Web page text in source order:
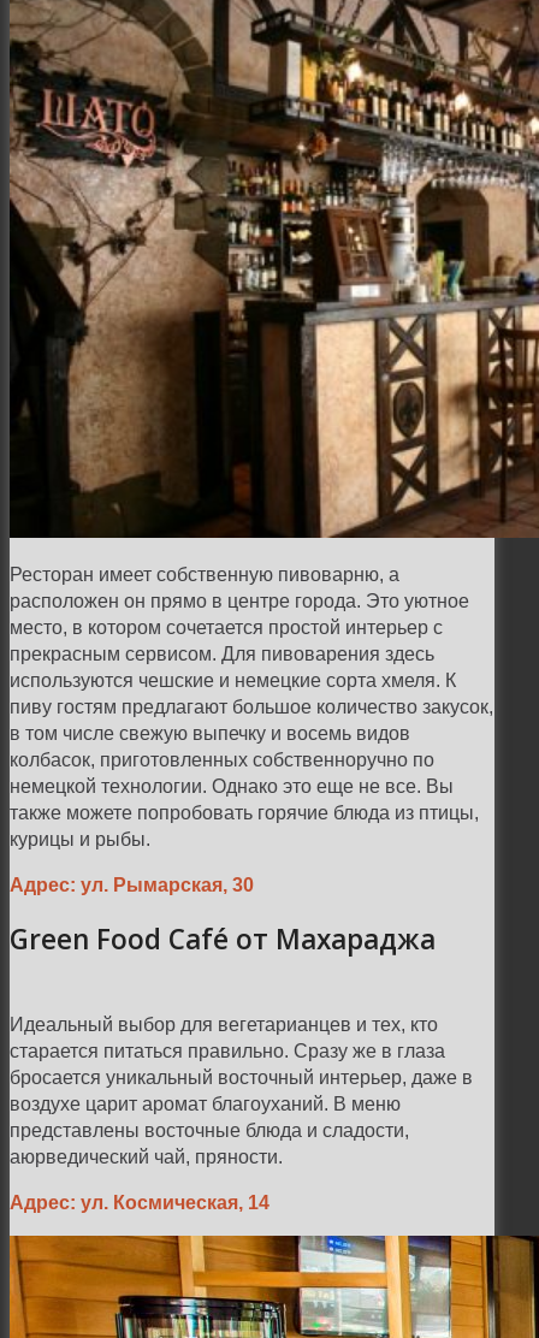
Ресторан имеет собственную пивоварню, а
расположен он прямо в центре города. Это уютное
место, в котором сочетается простой интерьер с
прекрасным сервисом. Для пивоварения здесь
используются чешские и немецкие сорта хмеля. К
пиву гостям предлагают большое количество закусок,
в том числе свежую выпечку и восемь видов
колбасок, приготовленных собственноручно по
немецкой технологии. Однако это еще не все. Вы
также можете попробовать горячие блюда из птицы,
курицы и рыбы.
Адрес: ул. Рымарская, 30
Green Food Café от Махараджа
Идеальный выбор для вегетарианцев и тех, кто
старается питаться правильно. Сразу же в глаза
бросается уникальный восточный интерьер, даже в
воздухе царит аромат благоуханий. В меню
представлены восточные блюда и сладости,
аюрведический чай, пряности.
Адрес: ул. Космическая, 14